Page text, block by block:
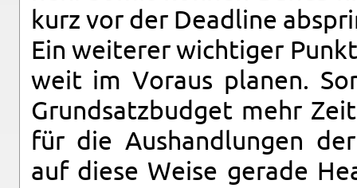
kurz vor der Dead­line
Ein wei­te­rer wich­ti­ger
weit im Vor­aus pla­nen.
Grund­satz­bud­get mehr
für die Aus­hand­lun­gen
auf diese Weise ge­ra­de